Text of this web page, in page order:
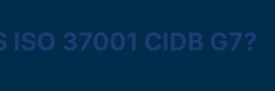
37001 CIDB G7?